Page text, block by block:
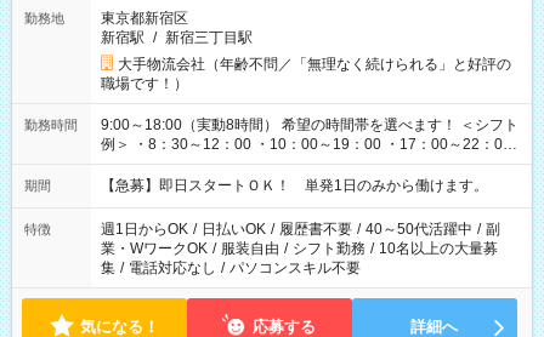
勤務地
東京都新宿区
新宿駅 / 新宿三丁目駅
大手物流会社（年齢不問／「無理なく続けられる」と好評の
職場です！）
勤務時間
9:00～18:00（実動8時間） 希望の時間帯を選べます！ ＜シフト
例＞ ・8：30～12：00 ・10：00～19：00 ・17：00～22：00
・13：00～22：00 ・22：00～翌6：00 など
期間 【急募】即日スタートＯＫ！ 単発1日のみから働けます。
特徴 週1日からOK / 日払いOK / 履歴書不要 / 40～50代活躍中 / 副
業・WワークOK / 服装自由 / シフト勤務 / 10名以上の大量募
集 / 電話対応なし / パソコンスキル不要
気になる！ 応募する 詳細へ